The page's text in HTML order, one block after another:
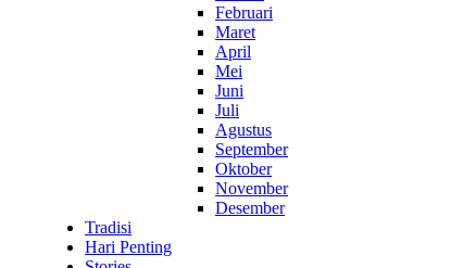
Februari
Maret
April
Mei
Juni
Juli
Agustus
September
Oktober
November
Desember
Tradisi
Hari Penting